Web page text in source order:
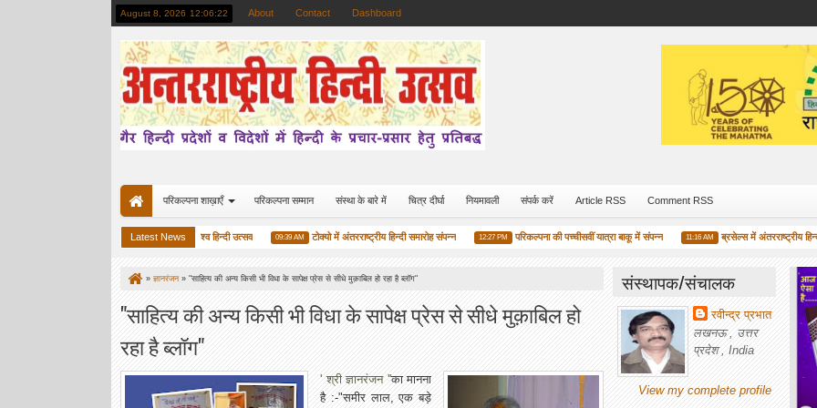
August 8, 2026 12:06:23 About Contact Dashboard
परिकल्पना शाख़ाएँ परिकल्पना सम्मान संस्था के बारे में चित्र दीर्घा नियमावली संपर्क करें Article RSS Comment RSS
Latest News
ओमान में परिकल्पना का विश्व हिन्दी उत्सव 09:39 AM टोक्यो में अंतरराष्ट्रीय हिन्दी समारोह संपन्न 12:27 PM परिकल्पना की पच्चीसवीं यात्रा बाकू में संपन्न 11:16 AM ब्रसेल्स में अंतरराष्ट्रीय हिन्दी
» ज्ञानरंजन» "साहित्य की अन्य किसी भी विधा के सापेक्ष प्रेस से सीधे मुक़ाबिल हो रहा है ब्लॉग"
"साहित्य की अन्य किसी भी विधा के सापेक्ष प्रेस से सीधे मुक़ाबिल हो
रहा है ब्लॉग"
' श्री ज्ञानरंजन ''का मानना
है :-"समीर लाल, एक बड़े
संस्थापक/संचालक
रवीन्द्र प्रभात
लखनऊ , उत्तर
प्रदेश , India
View my complete profile